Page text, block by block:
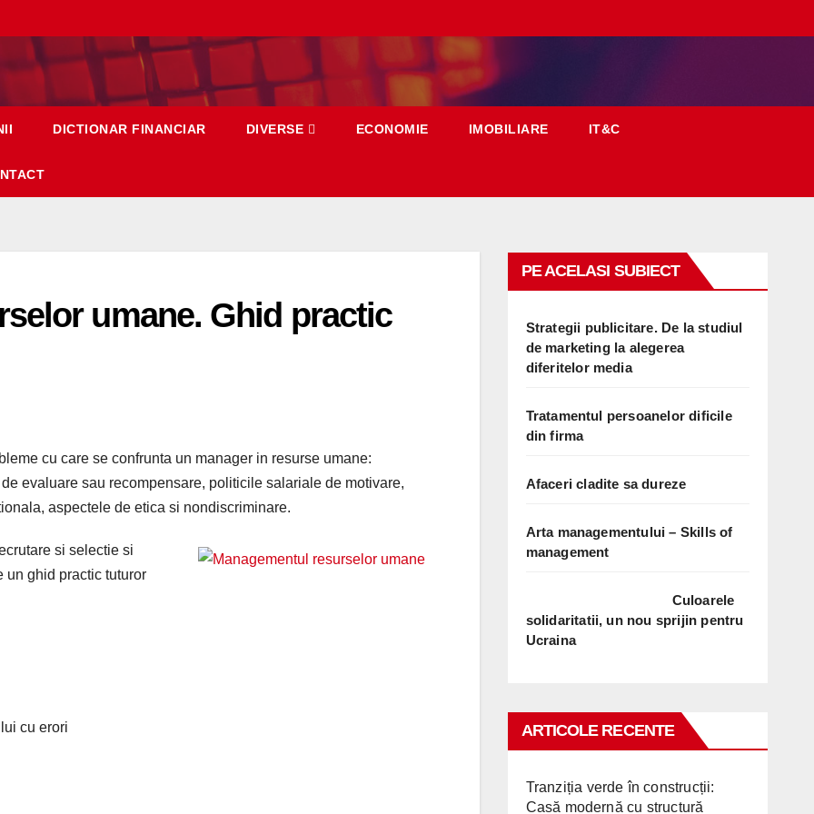
DICTIONAR FINANCIAR DIVERSE ECONOMIE IMOBILIARE IT&C
umane. Ghid practic
cu care se confrunta un manager in resurse umane:
evaluare sau recompensare, politicile salariale de motivare,
aspectele de etica si nondiscriminare.
si selectie si
un ghid practic tuturor
cu erori
PE ACELASI SUBIECT
Strategii publicitare. De la studiul
de marketing la alegerea
diferitelor media
Tratamentul persoanelor dificile
din firma
Afaceri cladite sa dureze
Arta managementului – Skills of
management
Culoarele
solidaritatii, un nou sprijin pentru
Ucraina
ARTICOLE RECENTE
Tranziția verde în construcții:
Casă modernă cu structură